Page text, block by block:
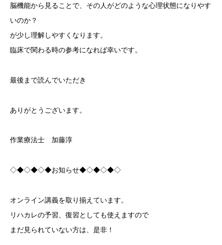
脳機能から見ることで、その人がどのような心理状態になりやす
いのか？
が少し理解しやすくなります。
臨床で関わる時の参考になれば幸いです。
最後まで読んでいただき
ありがとうございます。
作業療法士 加藤淳
◇◆◇◆◇◆お知らせ◆◇◆◇◆◇
オンライン講義を取り揃えています。
リハカレの予習、復習としても使えますので
まだ見られていない方は、是非！